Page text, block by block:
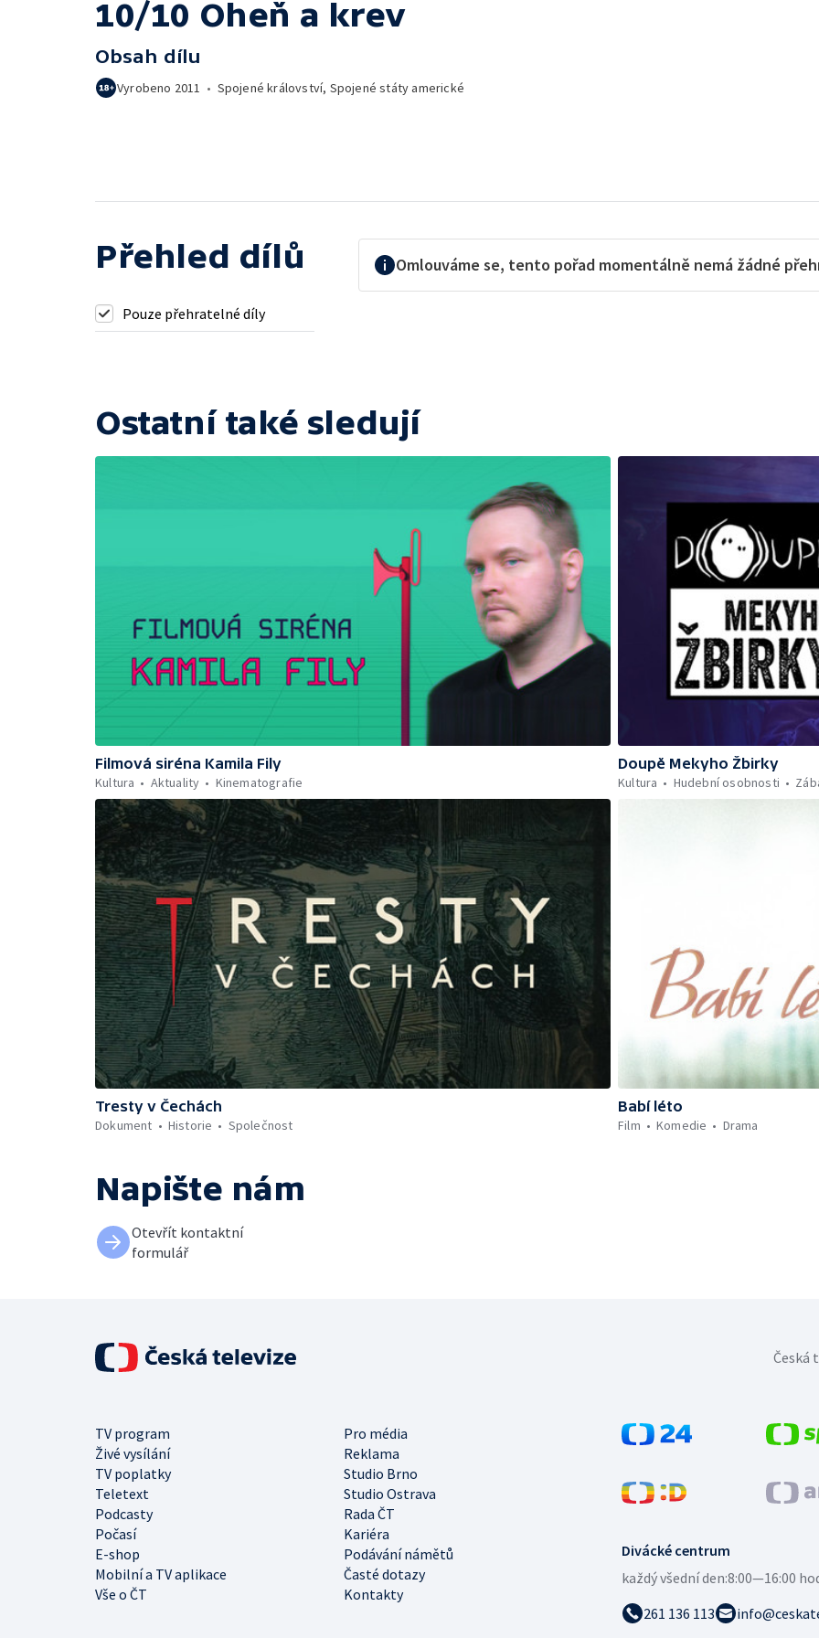
10/10 Oheň a krev
Obsah dílu
Vyrobeno 2011 • Spojené království, Spojené státy americké
Přehled dílů
Pouze přehratelné díly
Omlouváme se, tento pořad momentálně nemá žádné
Ostatní také sledují
Filmová siréna Kamila Fily
Kultura
Aktuality Kinematografie
Doupě Mekyho Žbirky
Kultura
Hudební osobnosti
Tresty v Čechách
Dokument
Historie Společnost
Babí léto
Film
Komedie Drama
Napište nám
Otevřít kontaktní
formulář
Divácké centrum
každý všední den:8:00—16:00
261 136 113
TV program
Pro média
Živé vysílání
Reklama
TV poplatky
Studio Brno
Teletext
Studio Ostrava
Podcasty
Rada ČT
Počasí
Kariéra
E-shop
Podávání námětů
Mobilní a TV aplikace
Časté dotazy
Vše o ČT
Kontakty
Česká